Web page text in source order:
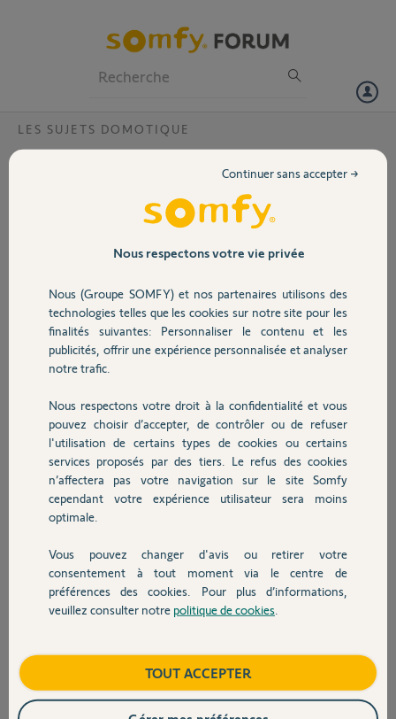
Volet
Sécurité
Domotique
Chauffage
Autres produits
Devis avec un pro
Contact
LES SUJETS DOMOTIQUE
Problème de connectivité box tahoma
Bonjour,
Suite à l'installation de la box
tahoma Switch je constate que la
permanence et la led rouge du
dessous reste allumé fixe. En
regardant les paramètres de ma box
internet je vois que la tahoma
l'installation via la technique du
trombone sans succès. Je
soupçonne donc un problème de
connexion au niveau des serveurs de chez Somfy. Si un membre du
support passe par ici pourriez vous s'il vous plaît vérifier ce qui pose
problème ?
Le code pin de la tahoma est le 2060-5780-9497
Je vous remercie,
Quentin
Nous respectons votre vie privée
Nous (Groupe SOMFY) et nos partenaires utilisons des
technologies telles que les cookies sur notre site pour les
finalités suivantes: Personnaliser le contenu et les
publicités, offrir une expérience personnalisée et analyser
notre trafic.
Nous respectons votre droit à la confidentialité et vous
pouvez choisir d’accepter, de contrôler ou de refuser
l'utilisation de certains types de cookies ou certains
services proposés par des tiers. Le refus des cookies
n’affectera pas votre navigation sur le site Somfy
cependant votre expérience utilisateur sera moins
optimale.
Vous pouvez changer d'avis ou retirer votre
consentement à tout moment via le centre de
préférences des cookies. Pour plus d’informations,
veuillez consulter notre politique de cookies
Continuer sans accepter →
TOUT ACCEPTER